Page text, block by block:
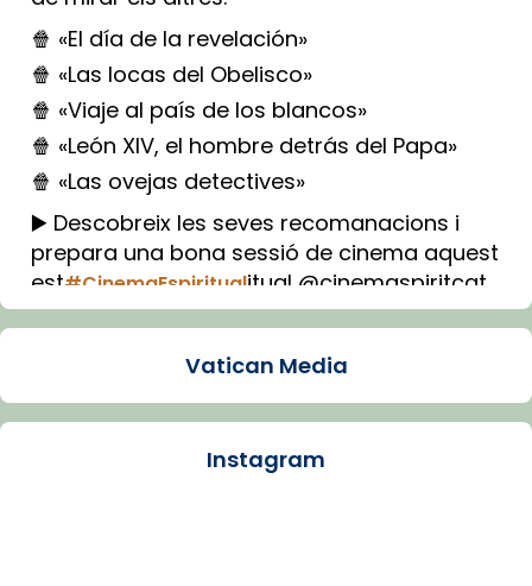
🍿 «El día de la revelación»
🍿 «Las locas del Obelisco»
🍿 «Viaje al país de los blancos»
🍿 «León XIV, el hombre detrás del Papa»
🍿 «Las ovejas detectives»
▶️ Descobreix les seves recomanacions i
prepara una bona sessió de cinema aquest
est#CinemaEspiritualitual @cinemaspiritcat
Imatge: Generada amb IA (OpenAI)
Arquebisbat de Barcelona
Vatican Media
Instagram